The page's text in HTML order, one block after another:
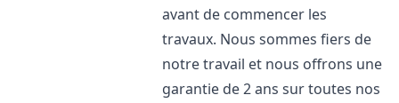
avant de commencer les
travaux. Nous sommes fiers de
notre travail et nous offrons une
garantie de 2 ans sur toutes nos